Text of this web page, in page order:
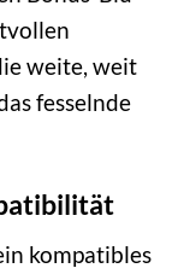
weite, weit
fesselnde
kompatibles